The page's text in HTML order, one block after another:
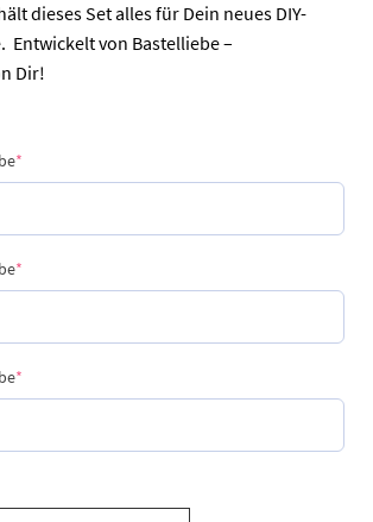
dieses Set alles für Dein neues DIY-
Entwickelt von Bastelliebe –
Dir!
*
*
*